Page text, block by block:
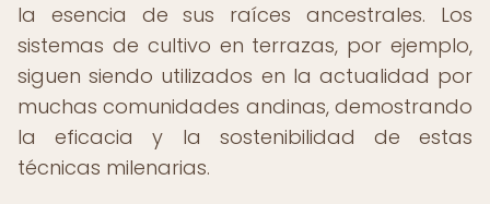
la esencia de sus raíces ancestrales. Los
sistemas de cultivo en terrazas, por ejemplo,
siguen siendo utilizados en la actualidad por
muchas comunidades andinas, demostrando
la eficacia y la sostenibilidad de estas
técnicas milenarias.